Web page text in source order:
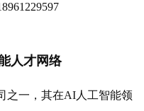
人才网络
之一，其在AI人工智能领